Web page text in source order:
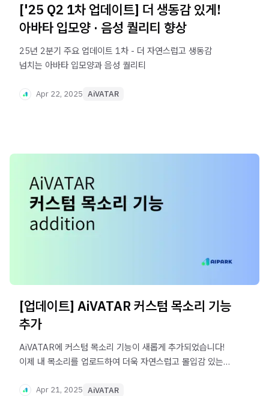
['25 Q2 1차 업데이트] 더 생동감 있게!
아바타 입모양 · 음성 퀄리티 향상
25년 2분기 주요 업데이트 1차 - 더 자연스럽고 생동감
넘치는 아바타 입모양과 음성 퀄리티
Apr 22, 2025 AiVATAR
[업데이트] AiVATAR 커스텀 목소리 기능
추가
AiVATAR에 커스텀 목소리 기능이 새롭게 추가되었습니다!
이제 내 목소리를 업로드하여 더욱 자연스럽고 몰입감 있는
Apr 21, 2025 AiVATAR